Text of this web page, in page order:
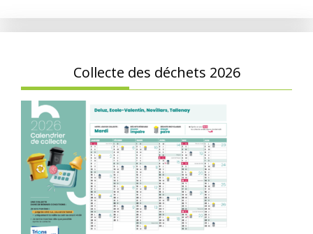
Collecte des déchets 2026